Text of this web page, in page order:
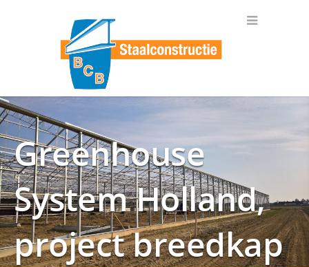
Greenhouse
System Holland,
project breedkap